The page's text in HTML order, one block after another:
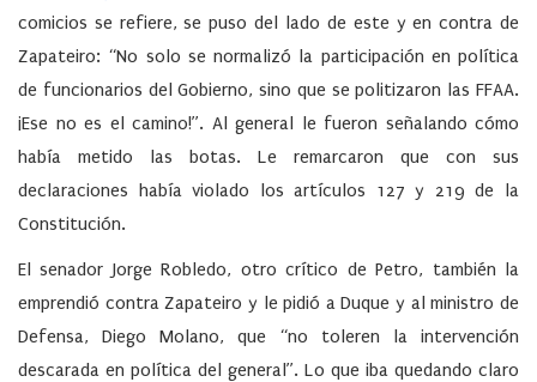
comicios se refiere, se puso del lado de este y en contra de
Zapateiro: “No solo se normalizó la participación en política
de funcionarios del Gobierno, sino que se politizaron las FFAA.
¡Ese no es el camino!”. Al general le fueron señalando cómo
había metido las botas. Le remarcaron que con sus
declaraciones había violado los artículos 127 y 219 de la
Constitución.
El senador Jorge Robledo, otro crítico de Petro, también la
emprendió contra Zapateiro y le pidió a Duque y al ministro de
Defensa, Diego Molano, que “no toleren la intervención
descarada en política del general”. Lo que iba quedando claro